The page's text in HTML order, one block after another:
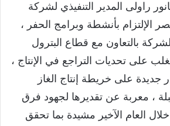
راولى المدير التنفيذي لشركة
الإلتزام بأنشطة وبرامج الحفر ،
بالتعاون مع قطاع البترول
على تحديات التراجع في الإنتاج ،
جديدة على خريطة إنتاج الغاز
، معربة عن تقديرها لجهود فرق
العام الآخير مشيدة بما تحقق